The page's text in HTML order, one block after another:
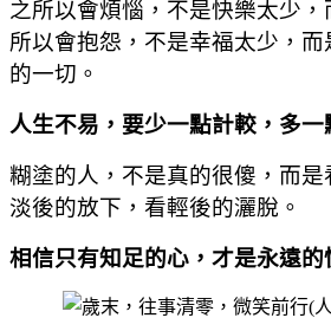
之所以會煩惱，不是快樂太少，
所以會抱怨，不是幸福太少，
的一切。
人生不易，要少一點計較，多一
糊塗的人，不是真的很傻，而
淡後的放下，看輕後的灑脫。
相信只有知足的心，才是永遠的